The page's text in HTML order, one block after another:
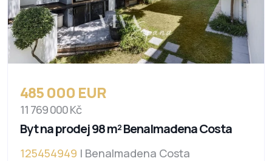
485 000 EUR
11 769 000 Kč
Byt na prodej 98 m² Benalmadena Costa
125454949 | Benalmadena Costa